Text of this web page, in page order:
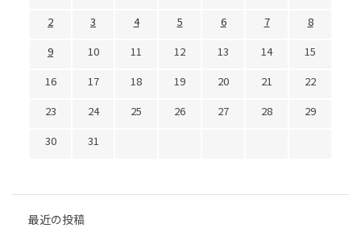
2
3 4 5 6 7
8
9
10 11 12 13 14
15
16
17 18 19 20 21
22
23
24 25 26 27 28
29
30
31
最近の投稿